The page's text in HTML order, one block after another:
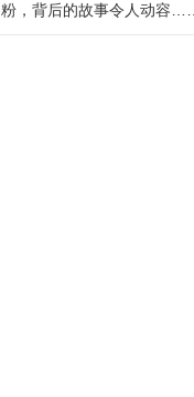
粉，背后的故事令人动容……